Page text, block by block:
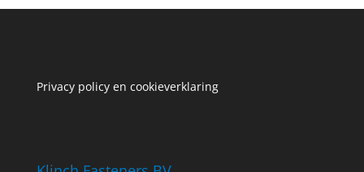
Privacy policy en cookieverklaring